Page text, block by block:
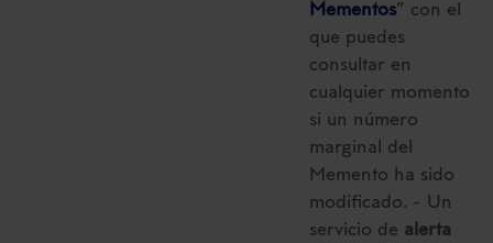
Mementos” con el
que puedes
consultar en
cualquier momento
si un número
marginal del
Memento ha sido
modificado. - Un
servicio de alerta